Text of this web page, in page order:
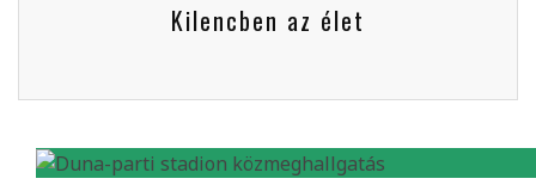
Kilencben az élet